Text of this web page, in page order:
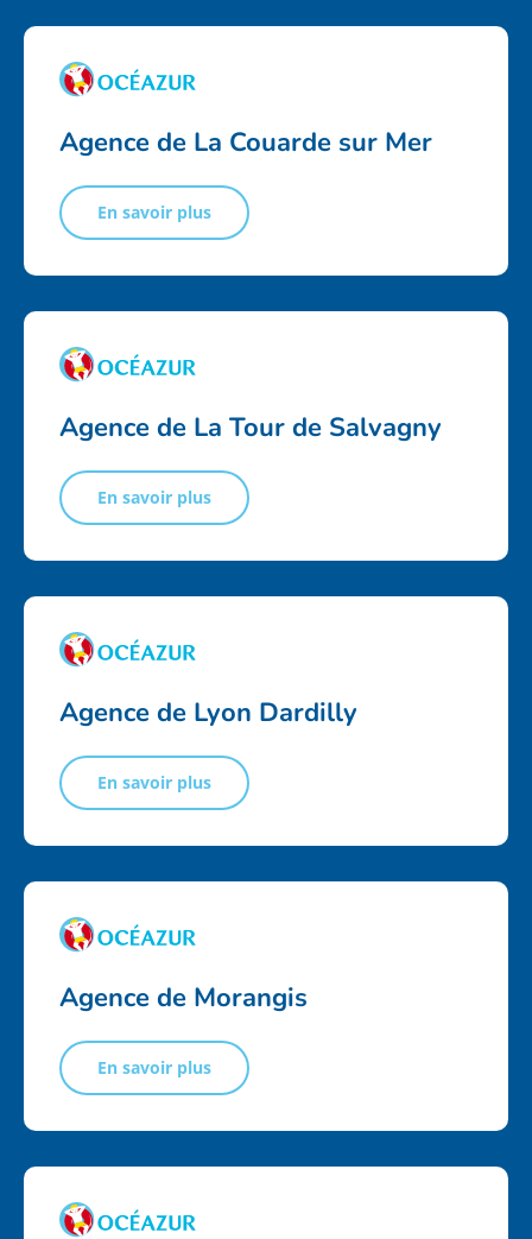
Agence de La Couarde sur Mer
En savoir plus
Agence de La Tour de Salvagny
En savoir plus
Agence de Lyon Dardilly
En savoir plus
Agence de Morangis
En savoir plus